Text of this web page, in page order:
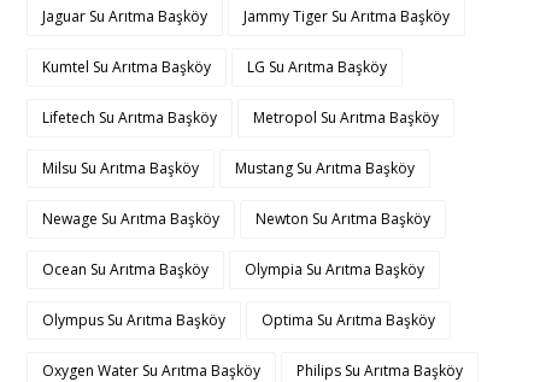
Jaguar Su Arıtma Başköy Jammy Tiger Su Arıtma Başköy
Kumtel Su Arıtma Başköy LG Su Arıtma Başköy
Lifetech Su Arıtma Başköy Metropol Su Arıtma Başköy
Milsu Su Arıtma Başköy Mustang Su Arıtma Başköy
Newage Su Arıtma Başköy Newton Su Arıtma Başköy
Ocean Su Arıtma Başköy Olympia Su Arıtma Başköy
Olympus Su Arıtma Başköy Optima Su Arıtma Başköy
Oxygen Water Su Arıtma Başköy Philips Su Arıtma Başköy